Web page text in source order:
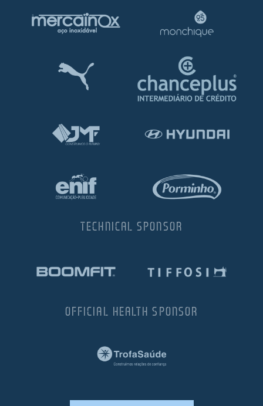
TECHNICAL SPONSOR
OFFICIAL HEALTH SPONSOR